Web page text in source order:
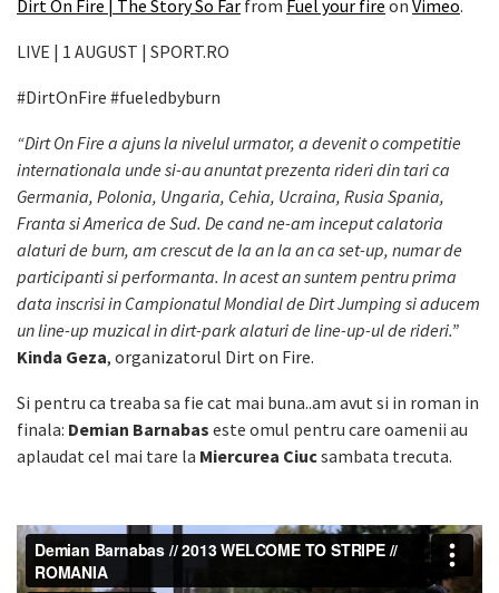
Dirt On Fire | The Story So Far from Fuel your fire on Vimeo.
LIVE | 1 AUGUST | SPORT.RO
#DirtOnFire #fueledbyburn
“Dirt On Fire a ajuns la nivelul urmator, a devenit o competitie
internationala unde si-au anuntat prezenta rideri din tari ca
Germania, Polonia, Ungaria, Cehia, Ucraina, Rusia Spania,
Franta si America de Sud. De cand ne-am inceput calatoria
alaturi de burn, am crescut de la an la an ca set-up, numar de
participanti si performanta. In acest an suntem pentru prima
data inscrisi in Campionatul Mondial de Dirt Jumping si aducem
un line-up muzical in dirt-park alaturi de line-up-ul de rideri.”
Kinda Geza, organizatorul Dirt on Fire.
Si pentru ca treaba sa fie cat mai buna..am avut si in roman in
finala: Demian Barnabas este omul pentru care oamenii au
aplaudat cel mai tare la Miercurea Ciucsambata trecuta.